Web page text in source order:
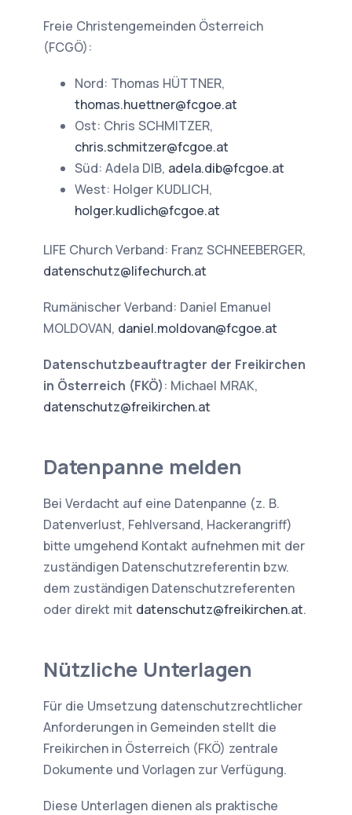
Freie Christengemeinden Österreich
(FCGÖ):
Nord: Thomas HÜTTNER,
thomas.huettner@fcgoe.at
Ost: Chris SCHMITZER,
chris.schmitzer@fcgoe.at
Süd: Adela DIB, adela.dib@fcgoe.at
West: Holger KUDLICH,
holger.kudlich@fcgoe.at
LIFE Church Verband: Franz SCHNEEBERGER,
datenschutz@lifechurch.at
Rumänischer Verband: Daniel Emanuel
MOLDOVAN, daniel.moldovan@fcgoe.at
Datenschutzbeauftragter der Freikirchen
in Österreich (FKÖ): Michael MRAK,
datenschutz@freikirchen.at
Datenpanne melden
Bei Verdacht auf eine Datenpanne (z. B.
Datenverlust, Fehlversand, Hackerangriff)
bitte umgehend Kontakt aufnehmen mit der
zuständigen Datenschutzreferentin bzw.
dem zuständigen Datenschutzreferenten
oder direkt mit datenschutz@freikirchen.at.
Nützliche Unterlagen
Für die Umsetzung datenschutzrechtlicher
Anforderungen in Gemeinden stellt die
Freikirchen in Österreich (FKÖ) zentrale
Dokumente und Vorlagen zur Verfügung.
Diese Unterlagen dienen als praktische